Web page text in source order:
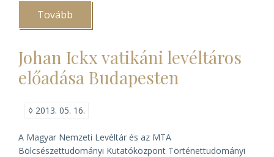
Tovább
Evangélikus
Tár)
Johan Ickx vatikáni levéltáros
előadása Budapesten
◊ 2013. 05. 16.
A Magyar Nemzeti Levéltár és az MTA
Bölcsészettudományi Kutatóközpont Történettudományi